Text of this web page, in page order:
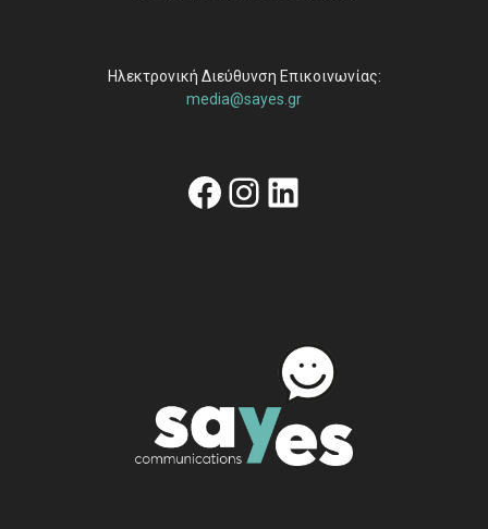
Ηλεκτρονική Διεύθυνση Επικοινωνίας:
media@sayes.gr
Facebook
Instagram
Linkedin